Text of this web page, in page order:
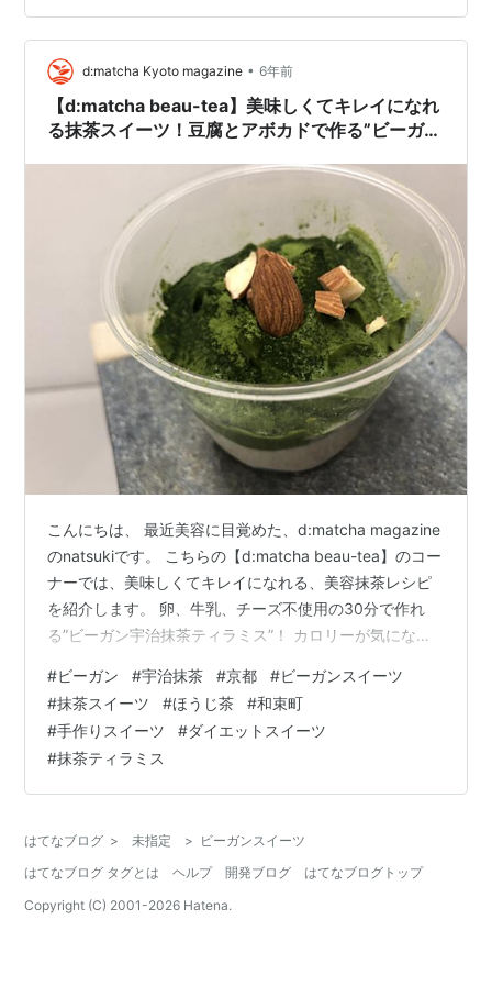
なくてもフルーツの断面が美しい 萌え断 更に半分にカ
ッ…
d:matcha Kyoto magazine • 6年前
【d:matcha beau-tea】美味しくてキレイになれ
る抹茶スイーツ！豆腐とアボカドで作る”ビーガン
こんにちは、 最近美容に目覚めた、d:matcha magazine
のnatsukiです。 こちらの【d:matcha beau-tea】のコー
ナーでは、美味しくてキレイになれる、美容抹茶レシピ
を紹介します。 卵、牛乳、チーズ不使用の30分で作れ
る”ビーガン宇治抹茶ティラミス”！ カロリーが気になる
もあります＾＾ ビーガンって何？美味しいの？ ビーガン
とは、お肉や乳製品や卵、そのほかの動物性製品を購入
したり、食べたりしないベジタリアンのことです。 ベジ
タリアンは、野菜を中心とした食生活をおくる菜食主義
者のことなので、ビーガンはベジタリアンの中の…
#ビーガン #宇治抹茶 #京都 #ビーガンスイーツ
#抹茶スイーツ #ほうじ茶 #和束町
#手作りスイーツ #ダイエットスイーツ
#抹茶ティラミス
はてなブログ > 未指定 > ビーガンスイーツ
はてなブログ タグとは
ヘルプ 開発ブログ
はてなブログトップ
Copyright (C) 2001-2026 Hatena.